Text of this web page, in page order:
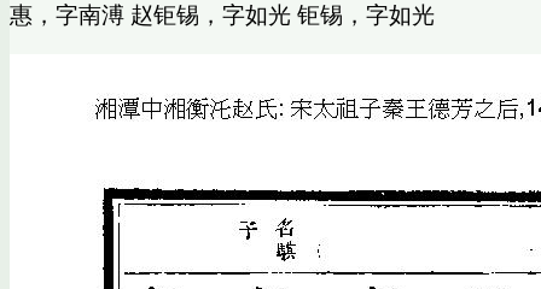
惠，字南溥 赵钜锡，字如光 钜锡，字如光